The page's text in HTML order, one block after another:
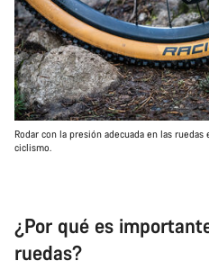
Rodar con la presión adecuada en las
ciclismo.
¿Por qué es
ruedas?